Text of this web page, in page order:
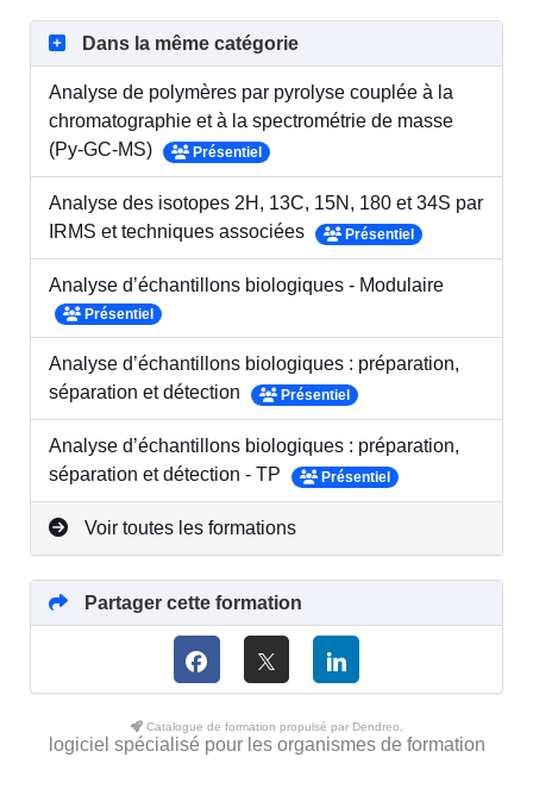
Dans la même catégorie
Analyse de polymères par pyrolyse couplée à la
chromatographie et à la spectrométrie de masse
(Py-GC-MS)
Présentiel
Analyse des isotopes 2H, 13C, 15N, 180 et 34S par
IRMS et techniques associées
Présentiel
Analyse d’échantillons biologiques - Modulaire
Présentiel
Analyse d’échantillons biologiques : préparation,
séparation et détection
Présentiel
Analyse d’échantillons biologiques : préparation,
séparation et détection - TP
Présentiel
Voir toutes les formations
Partager cette formation
Catalogue de formation propulsé par Dendreo,
logiciel spécialisé pour les organismes de formation